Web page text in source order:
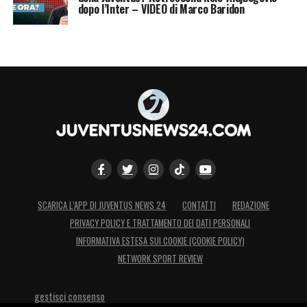
dopo l’Inter – VIDEO di Marco Baridon
SCARICA L’APP DI JUVENTUS NEWS 24 CONTATTI
REDAZIONE
PRIVACY POLICY E TRATTAMENTO DEI DATI PERSONALI
INFORMATIVA ESTESA SUI COOKIE (COOKIE POLICY)
NETWORK SPORT REVIEW
gestisci consenso